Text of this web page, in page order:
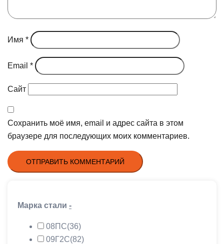
Имя *
Email *
Сайт
Сохранить моё имя, email и адрес сайта в этом
браузере для последующих моих комментариев.
Марка стали -
08ПС(36)
09Г2С(82)